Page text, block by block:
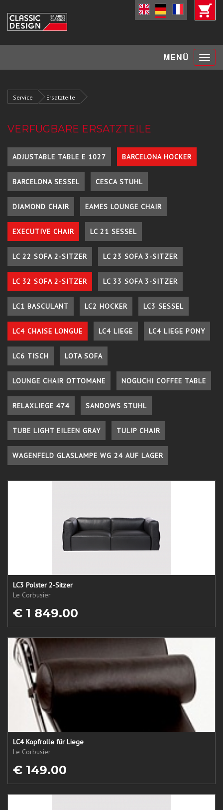
MENÜ Toggle
Service Ersatzteile
VERFÜGBARE ERSATZTEILE
ADJUSTABLE TABLE E 1027 BARCELONA HOCKER
BARCELONA SESSEL CESCA STUHL
DIAMOND CHAIR EAMES LOUNGE CHAIR
EXECUTIVE CHAIR LC 21 SESSEL
LC 22 SOFA 2-SITZER LC 23 SOFA 3-SITZER
LC 32 SOFA 2-SITZER LC 33 SOFA 3-SITZER
LC1 BASCULANT LC2 HOCKER LC3 SESSEL
LC4 CHAISE LONGUE LC4 LIEGE LC4 LIEGE PONY
LC6 TISCH LOTA SOFA
LOUNGE CHAIR OTTOMANE NOGUCHI COFFEE TABLE
RELAXLIEGE 474 SANDOWS STUHL
TUBE LIGHT EILEEN GRAY TULIP CHAIR
WAGENFELD GLASLAMPE WG 24 AUF LAGER
LC3 Polster 2-Sitzer
Le Corbusier
€ 1 849.00
LC4 Kopfrolle für Liege
Le Corbusier
€ 149.00